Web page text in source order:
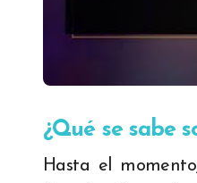
¿Qué se sabe
Hasta el